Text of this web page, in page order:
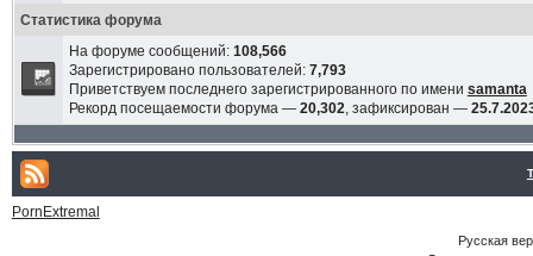
Статистика форума
На форуме сообщений: 108,566
Зарегистрировано пользователей: 7,793
Приветствуем последнего зарегистрированного по имени samanta
Рекорд посещаемости форума — 20,302, зафиксирован —
PornExtremal
Русская